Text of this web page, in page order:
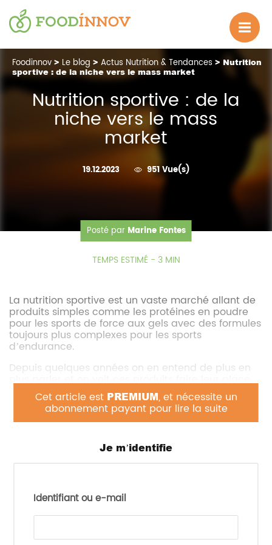
Foodinnov > Le blog > Actus Nutrition & Tendances > Nutrition
sportive : de la niche vers le mass market
Nutrition sportive : de la
niche vers le mass
market
19.12.2023 951 Vue(s)
Posté par Marine Fontes
Cet article est PREMIUM, et nécessite un
abonnement payant pour lire la suite
Je m’identifie
Identifiant ou e-mail
TEMPS ESTIMÉ - 3 MIN
La nutrition sportive est un vaste marché allant de
produits simples comme les protéines en poudre
pour les sports de force aux gels avec des formules
toujours plus complexes pour les sports
d’endurance.
Depuis quelques années on en entend de plus en
plus parler et on voit ces produits faire leur place
doucement dans les rayons des supermarchés.
Comment ce marché évolue-t-il ? Xerfi a publié
quelques résultats de leur étude Precepta en
décembre dernier.
L’équipe Xerfi met en avant le dynamisme de ce
avec la démocratisation de la nutrition sportive. On
voit par exemple au rayon frais des supermarchés
de nouveaux produits protéinés ou encore Andros
fruitier.